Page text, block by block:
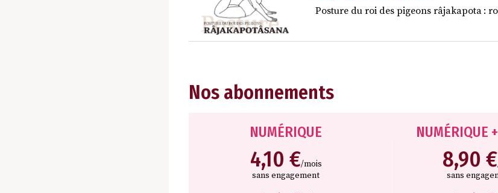
Posture du roi des pigeons râjakapota :
Nos abonnements
NUMÉRIQUE
4,10 €/mois
sans engagement
NUMÉRIQUE
8,90 €
sans